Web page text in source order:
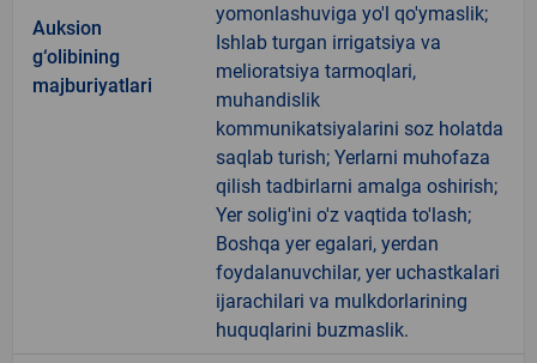
Auksion
g‘olibining
majburiyatlari
yomonlashuviga yo'l qo'ymaslik;
Ishlab turgan irrigatsiya va
melioratsiya tarmoqlari,
muhandislik
kommunikatsiyalarini soz holatda
saqlab turish; Yerlarni muhofaza
qilish tadbirlarni amalga oshirish;
Yer solig'ini o'z vaqtida to'lash;
Boshqa yer egalari, yerdan
foydalanuvchilar, yer uchastkalari
ijarachilari va mulkdorlarining
huquqlarini buzmaslik.